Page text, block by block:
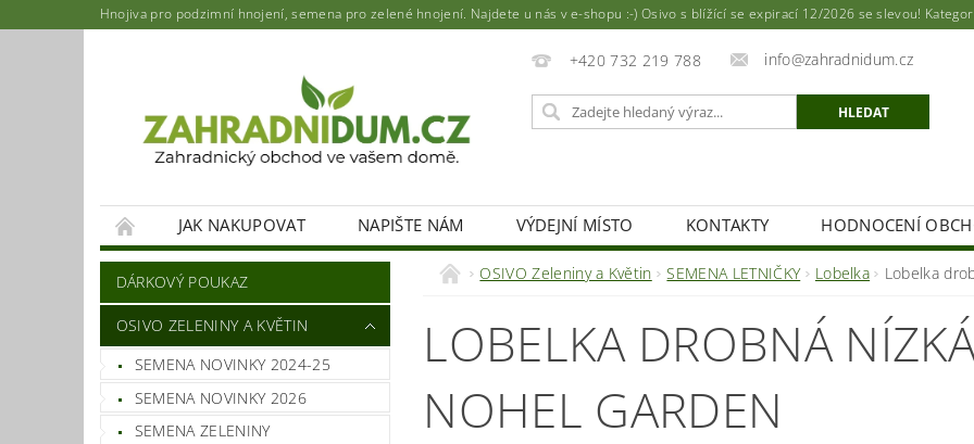
Hnojiva pro podzimní hnojení, semena pro zelené hnojení. Najdete u nás v e-shopu :-) Osivo s blížící se expirací 12/2026 se slevou! Kategorie
+420 732 219 788 info@zahradnidum.cz
JAK NAKUPOVAT NAPIŠTE NÁM VÝDEJNÍ MÍSTO KONTAKTY HODNOCENÍ
DÁRKOVÝ POUKAZ
OSIVO ZELENINY A KVĚTIN
SEMENA NOVINKY 2024-25
SEMENA NOVINKY 2026
SEMENA ZELENINY
OSIVO Zeleniny a Květin SEMENA LETNIČKY Lobelka Lobelka
LOBELKA DROBNÁ
NOHEL GARDEN